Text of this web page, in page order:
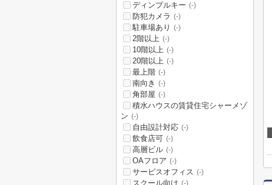
ディンプルキー (-)
防犯カメラ (-)
駐車場あり (-)
2階以上 (-)
10階以上 (-)
20階以上 (-)
最上階 (-)
南向き (-)
角部屋 (-)
積水ハウスの賃貸住宅シャーメゾ
ン (-)
自由設計対応 (-)
飲食店可 (-)
高層ビル (-)
OAフロア (-)
サービスオフィス (-)
スクール向け (-)